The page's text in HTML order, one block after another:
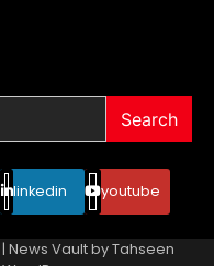
Search
linkedin youtube
| News Vault byTahseen